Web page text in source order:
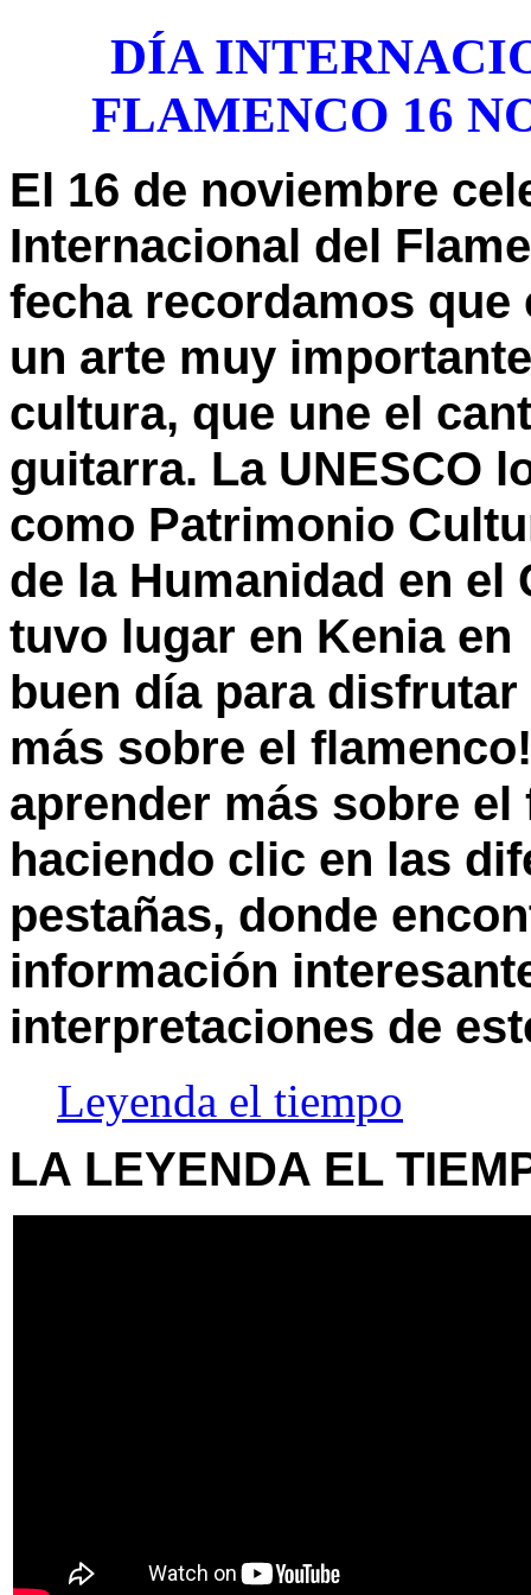
DÍA
FLAMENCO 16
El 16 de noviembre
Internacional del
fecha recordamos que
un arte muy
cultura, que une el
guitarra. La UNESCO
como Patrimonio
de la Humanidad en el
tuvo lugar en Kenia en
buen día para
más sobre el
aprender más sobre el
haciendo clic en las
pestañas, donde
información
interpretaciones de
Leyenda el tiempo
LA LEYENDA EL